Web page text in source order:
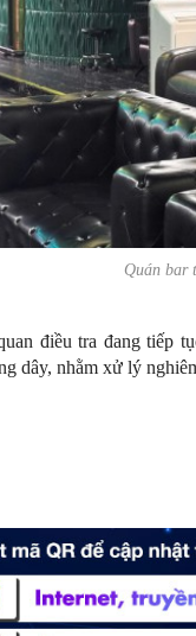
Quán bar
điều tra đang tiếp
dây, nhằm xử lý